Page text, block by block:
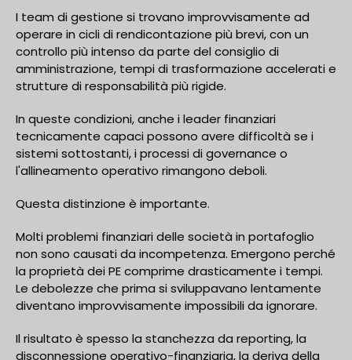
I team di gestione si trovano improvvisamente ad
operare in cicli di rendicontazione più brevi, con un
controllo più intenso da parte del consiglio di
amministrazione, tempi di trasformazione accelerati e
strutture di responsabilità più rigide.
In queste condizioni, anche i leader finanziari
tecnicamente capaci possono avere difficoltà se i
sistemi sottostanti, i processi di governance o
l'allineamento operativo rimangono deboli.
Questa distinzione è importante.
Molti problemi finanziari delle società in portafoglio
non sono causati da incompetenza. Emergono perché
la proprietà dei PE comprime drasticamente i tempi.
Le debolezze che prima si sviluppavano lentamente
diventano improvvisamente impossibili da ignorare.
Il risultato è spesso la stanchezza da reporting, la
disconnessione operativo-finanziaria, la deriva della